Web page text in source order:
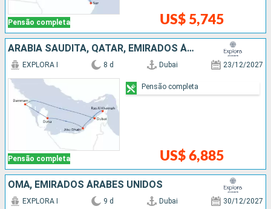
Pensão completa US$ 5,745
ARABIA SAUDITA, QATAR, EMIRADOS ÁRABES UNIDOS
Pensão completa
EXPLORA I 8 d Dubai 23/12/2027
US$ 6,885
Pensão completa
OMÃ, EMIRADOS ÁRABES UNIDOS
EXPLORA I 9 d Dubai 30/12/2027